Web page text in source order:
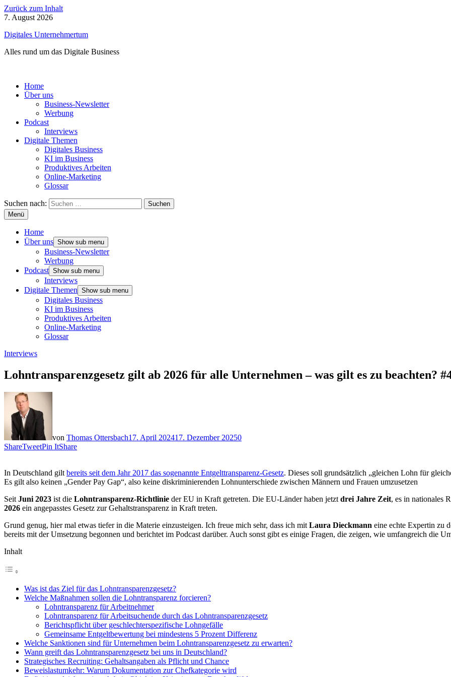
Zurück zum Inhalt
7. August 2026
Digitales Unternehmertum
Alles rund um das Digitale Business
Home
Über uns
Business-Newsletter
Werbung
Podcast
Interviews
Digitale Themen
Digitales Business
KI im Business
Produktives Arbeiten
Online-Marketing
Glossar
Suchen nach:
Menü
Home
Über uns Show sub menu
Business-Newsletter
Werbung
Podcast Show sub menu
Interviews
Digitale Themen Show sub menu
Digitales Business
KI im Business
Produktives Arbeiten
Online-Marketing
Glossar
Interviews
Lohntransparenzgesetz gilt ab 2026 für alle Unternehmen – was gilt es zu beachten?
von Thomas Ottersbach17. April 202417. Dezember 20250
ShareTweetPin ItShare
In Deutschland gilt bereits seit dem Jahr 2017 das sogenannte Entgelttransparenz-Gesetz. Dieses soll grundsätzlich „gleichen Lohn für
Es gilt also keinen „Gender Pay Gap“, also keine diskriminierenden Lohnunterschiede zwischen Männern und Frauen umzusetzen
Seit Juni 2023 ist die Lohntransparenz-Richtlinie der EU in Kraft getreten. Die EU-Länder haben jetzt drei Jahre Zeit, es in nationales
2026 ein angepasstes Gesetz zur Gehaltstransparenz in Kraft treten.
Grund genug, hier mal etwas tiefer in die Materie einzusteigen. Ich freue mich sehr, dass ich mit Laura Dieckmann eine echte Expertin zu
bereits mit der Umsetzung begonnen und berichtet im Podcast darüber. Auch sonst gibt es einige Fragen, die zeigen, wie umfangreich die
Inhalt
Was ist das Ziel für das Lohntransparenzgesetz?
Welche Maßnahmen sollen die Lohntransparenz forcieren?
Lohntransparenz für Arbeitnehmer
Lohntransparenz für Arbeitsuchende durch das Lohntransparenzgesetz
Berichtspflicht über geschlechterspezifische Lohngefälle
Gemeinsame Entgeltbewertung bei mindestens 5 Prozent Differenz
Welche Sanktionen sind für Unternehmen beim Lohntransparenzgesetz zu erwarten?
Wann greift das Lohntransparenzgesetz bei uns in Deutschland?
Strategisches Recruiting: Gehaltsangaben als Pflicht und Chance
Beweislastumkehr: Warum Dokumentation zur Chefkategorie wird